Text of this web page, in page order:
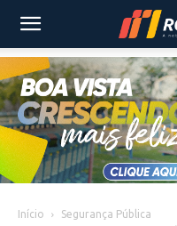
Início Segurança Pública